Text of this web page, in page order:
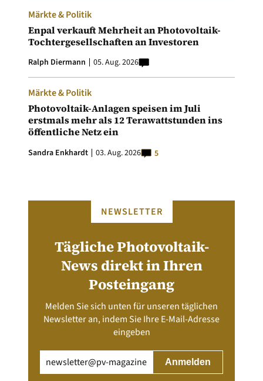
Märkte & Politik
Enpal verkauft Mehrheit an Photovoltaik-
Tochtergesellschaften an Investoren
Ralph Diermann 05. Aug. 2026
Märkte & Politik
Photovoltaik-Anlagen speisen im Juli
erstmals mehr als 12 Terawattstunden ins
öffentliche Netz ein
Sandra Enkhardt 03. Aug. 2026 5
NEWSLETTER
Tägliche Photovoltaik-
News direkt in Ihren
Posteingang
Melden Sie sich unten für unseren täglichen
Newsletter an, indem Sie Ihre E-Mail-Adresse
eingeben
(erforderlich)